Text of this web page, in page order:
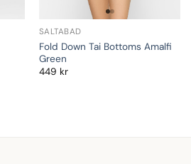
SALTABAD
Fold Down Tai Bottoms Amalfi
Green
449 kr